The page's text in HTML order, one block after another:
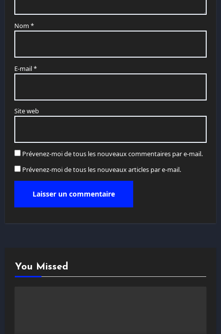
Nom *
E-mail*
Site web
Prévenez-moi de tous les nouveaux commentaires par e-mail.
Prévenez-moi de tous les nouveaux articles par e-mail.
You Missed